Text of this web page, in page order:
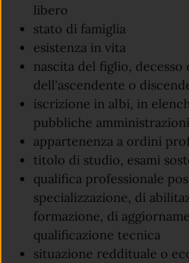
libero
stato di famiglia
esistenza in vita
nascita del figlio, decesso
dell'ascendente o
iscrizione in albi, in
pubbliche amministrazioni
appartenenza a ordini
titolo di studio, esami
qualifica professionale
specializzazione, di
formazione, di
qualificazione tecnica
situazione reddituale o